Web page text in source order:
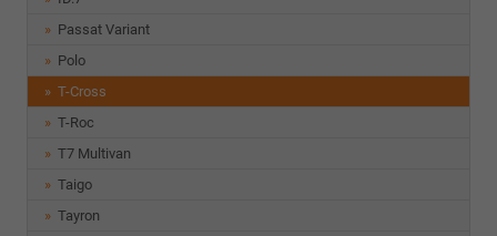
Passat Variant
Polo
T-Cross
T-Roc
T7 Multivan
Taigo
Tayron